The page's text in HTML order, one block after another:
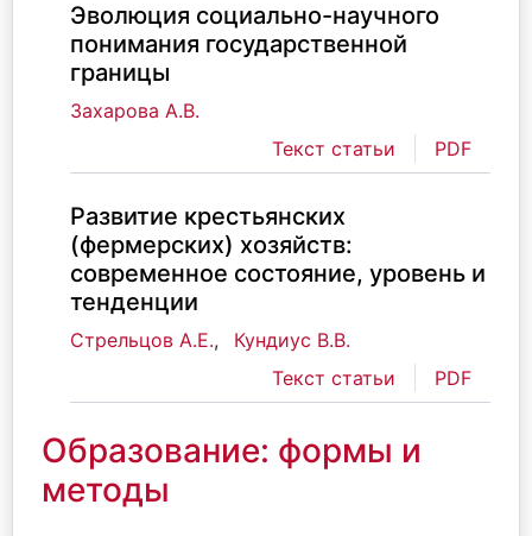
Эволюция социально-научного
понимания государственной
границы
Захарова А.В.
Текст статьи
PDF
Развитие крестьянских
(фермерских) хозяйств:
современное состояние, уровень и
тенденции
Стрельцов А.Е.,
Кундиус В.В.
Текст статьи
PDF
Образование: формы и
методы